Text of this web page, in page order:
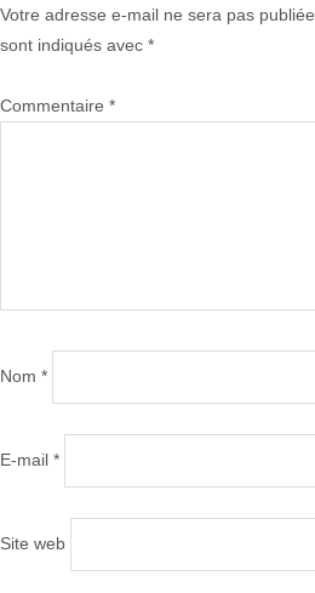
Votre adresse e-mail ne sera pas publiée.
sont indiqués avec *
Commentaire *
Nom *
E-mail *
Site web